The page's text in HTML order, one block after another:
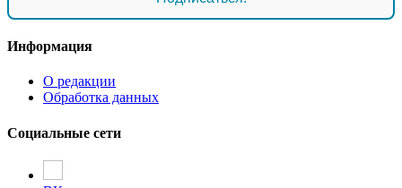
Информация
О редакции
Обработка данных
Социальные сети